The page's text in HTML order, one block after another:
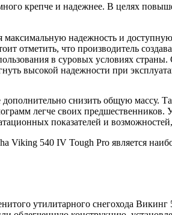
крепче и надежнее. В целях
надежность и
отметить, что производитель
в суровых условиях
высокой надежности при
снизить общую массу.
легче своих
показателей и
540 IV Tough Pro является
утилитарного снегохода